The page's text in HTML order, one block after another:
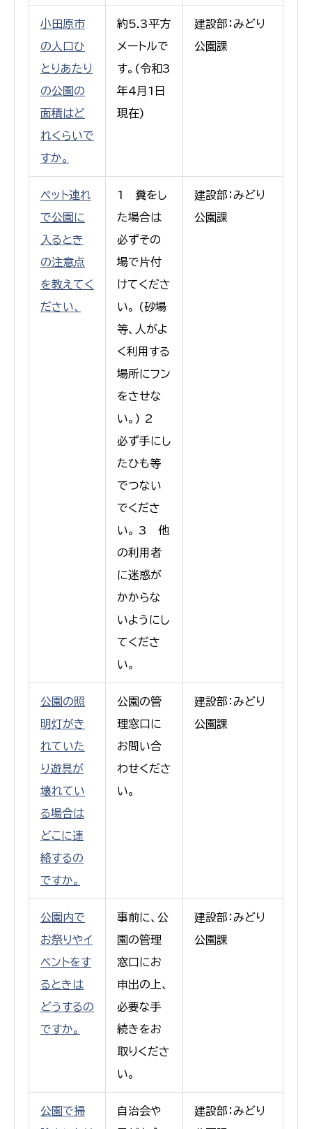
小田原市
の人口ひ
とりあたり
の公園の
面積はど
れくらいで
すか。
約5.3平方
メートルで
す。(令和3
年4月1日
現在)
建設部：みどり
公園課
ペット連れ
で公園に
入るとき
の注意点
を教えてく
ださい、
1 糞をし
た場合は
必ずその
場で片付
けてくださ
い。 (砂場
等、人がよ
く利用する
場所にフン
をさせな
い。) 2
必ず手にし
たひも等
でつない
でくださ
い。 3 他
の利用者
に迷惑が
かからな
いようにし
てくださ
い。
建設部：みどり
公園課
公園の照
明灯がき
れていた
り遊具が
壊れてい
る場合は
どこに連
絡するの
ですか。
公園の管
理窓口に
お問い合
わせくださ
い。
建設部：みどり
公園課
公園内で
お祭りやイ
ベントをす
るときは
どうするの
ですか。
事前に、公
園の管理
窓口にお
申出の上、
必要な手
続きをお
取りくださ
い。
建設部：みどり
公園課
公園で掃
自治会や
建設部：みどり